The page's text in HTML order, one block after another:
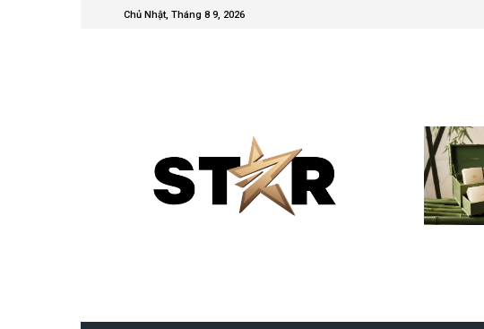
Chủ Nhật, Tháng 8 9, 2026